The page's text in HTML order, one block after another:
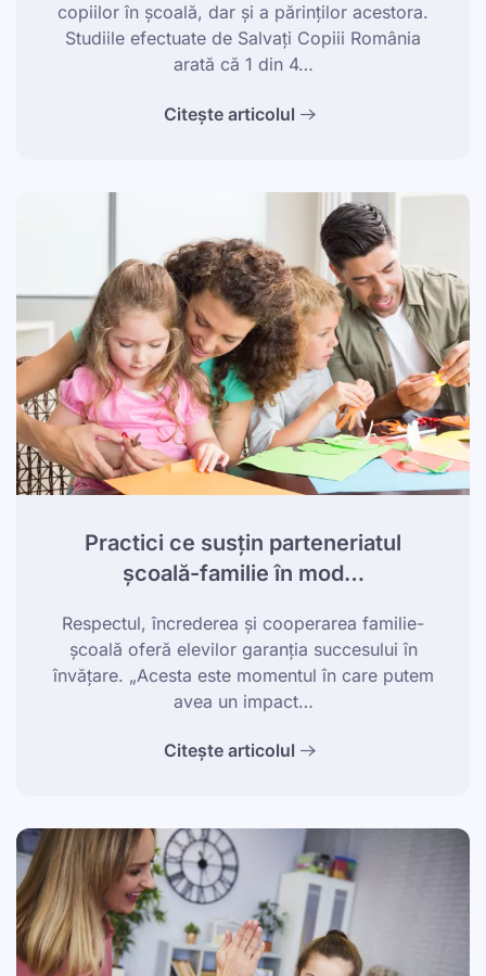
copiilor în școală, dar și a părinților acestora.
Studiile efectuate de Salvați Copiii România
arată că 1 din 4…
Citește articolul
Practici ce susțin parteneriatul
școală-familie în mod…
Respectul, încrederea și cooperarea familie-
școală oferă elevilor garanția succesului în
învățare. „Acesta este momentul în care putem
avea un impact…
Citește articolul